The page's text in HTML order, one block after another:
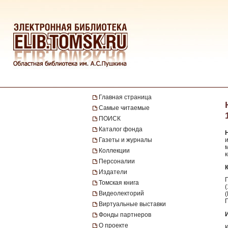
Главная страница
Самые читаемые
ПОИСК
Каталог фонда
Газеты и журналы
Коллекции
Персоналии
Издатели
Томская книга
Видеолекторий
Виртуальные выставки
Фонды партнеров
О проекте